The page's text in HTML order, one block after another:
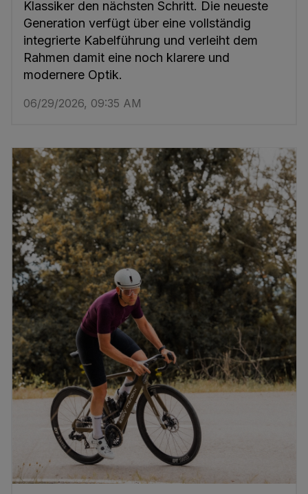
Klassiker den nächsten Schritt. Die neueste
Generation verfügt über eine vollständig
integrierte Kabelführung und verleiht dem
Rahmen damit eine noch klarere und
modernere Optik.
06/29/2026, 09:35 AM